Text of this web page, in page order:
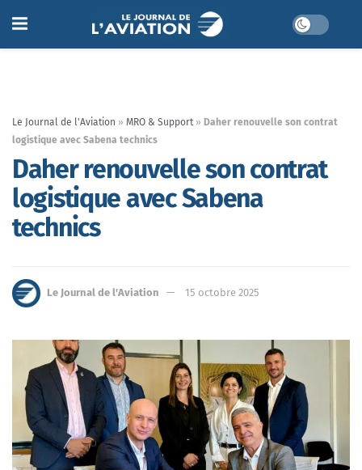
Le Journal de l'Aviation » MRO & Support » Daher renouvelle son contrat
logistique avec Sabena technics
Daher renouvelle son contrat
logistique avec Sabena
technics
Le Journal de l'Aviation 15 octobre 2025